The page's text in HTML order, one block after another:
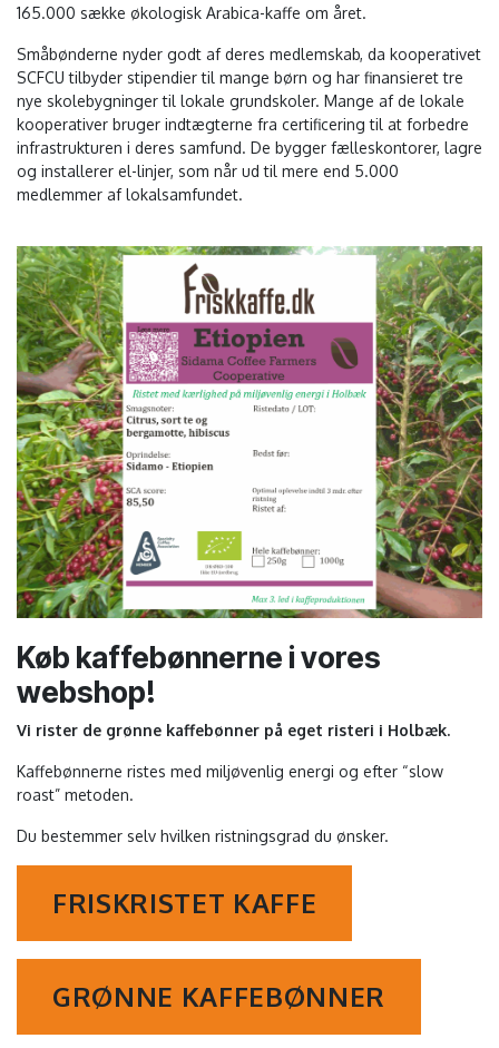
165.000 sække økologisk Arabica-kaffe om året.
Småbønderne nyder godt af deres medlemskab, da kooperativet
SCFCU tilbyder stipendier til mange børn og har finansieret tre
nye skolebygninger til lokale grundskoler. Mange af de lokale
kooperativer bruger indtægterne fra certificering til at forbedre
infrastrukturen i deres samfund. De bygger fælleskontorer, lagre
og installerer el-linjer, som når ud til mere end 5.000
medlemmer af lokalsamfundet.
Køb kaffebønnerne i vores
webshop!
Vi rister de grønne kaffebønner på eget risteri i Holbæk.
Kaffebønnerne ristes med miljøvenlig energi og efter “slow
roast” metoden.
Du bestemmer selv hvilken ristningsgrad du ønsker.
FRISKRISTET KAFFE
GRØNNE KAFFEBØNNER